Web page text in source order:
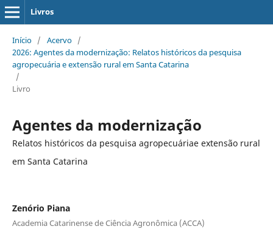
Livros
Início / Acervo /
2026: Agentes da modernização: Relatos históricos da pesquisa
agropecuária e extensão rural em Santa Catarina
/
Livro
Agentes da modernização
Relatos históricos da pesquisa agropecuáriae extensão rural
em Santa Catarina
Zenório Piana
Academia Catarinense de Ciência Agronômica (ACCA)